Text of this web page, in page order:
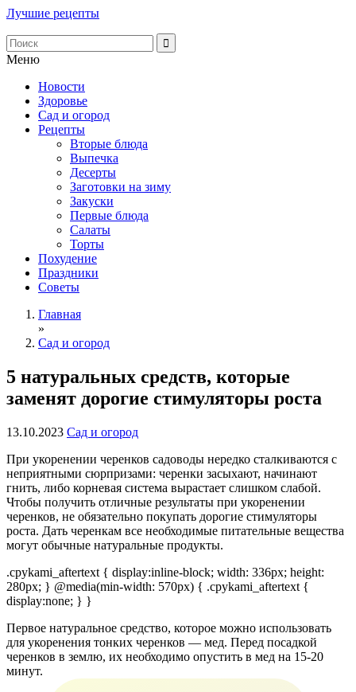
Лучшие рецепты
Меню
Новости
Здоровье
Сад и огород
Рецепты
Вторые блюда
Выпечка
Десерты
Заготовки на зиму
Закуски
Первые блюда
Салаты
Торты
Похудение
Праздники
Советы
Главная
»
Сад и огород
5 натуральных средств, которые
заменят дорогие стимуляторы роста
13.10.2023 Сад и огород
При укоренении черенков садоводы нередко сталкиваются с
неприятными сюрпризами: черенки засыхают, начинают
гнить, либо корневая система вырастает слишком слабой.
Чтобы получить отличные результаты при укоренении
черенков, не обязательно покупать дорогие стимуляторы
роста. Дать черенкам все необходимые питательные вещества
могут обычные натуральные продукты.
.cpykami_aftertext { display:inline-block; width: 336px; height:
280px; } @media(min-width: 570px) { .cpykami_aftertext {
display:none; } }
Первое натуральное средство, которое можно использовать
для укоренения тонких черенков — мед. Перед посадкой
черенков в землю, их необходимо опустить в мед на 15-20
минут.